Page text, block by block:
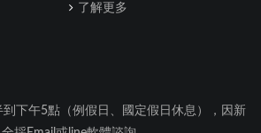
了解更多
下午5點（例假日、國定假日休息），因新